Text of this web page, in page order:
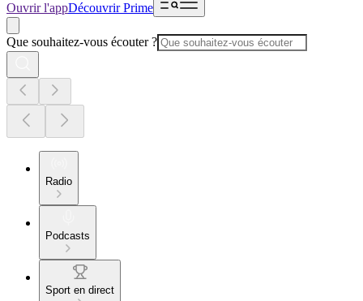
Ouvrir l'appDécouvrir Prime
Que souhaitez-vous écouter ?
Radio
Podcasts
Sport en direct